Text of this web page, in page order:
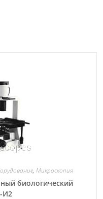
, Микроскопия
биологический
И2